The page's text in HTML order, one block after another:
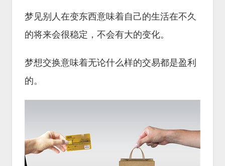
梦见别人在变东西意味着自己的生活在不久
的将来会很稳定，不会有大的变化。
梦想交换意味着无论什么样的交易都是盈利
的。